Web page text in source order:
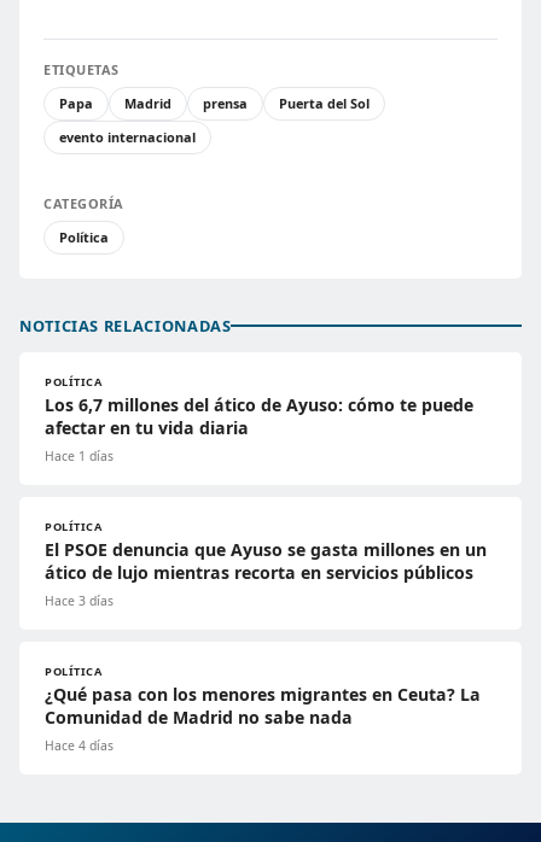
ETIQUETAS
Papa
Madrid prensa
Puerta del Sol
evento internacional
CATEGORÍA
Política
NOTICIAS RELACIONADAS
POLÍTICA
Los 6,7 millones del ático de Ayuso: cómo te puede
afectar en tu vida diaria
Hace 1 días
POLÍTICA
El PSOE denuncia que Ayuso se gasta millones en un
ático de lujo mientras recorta en servicios públicos
Hace 3 días
POLÍTICA
¿Qué pasa con los menores migrantes en Ceuta? La
Comunidad de Madrid no sabe nada
Hace 4 días